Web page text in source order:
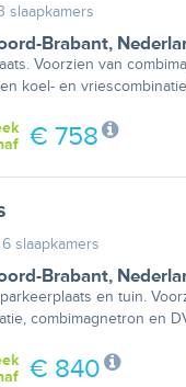
slaapkamers
Brabant,
Voorzien van
koel- en
€ 758
6 slaapkamers
Brabant,
en tuin.
combimagnetron en
€ 840